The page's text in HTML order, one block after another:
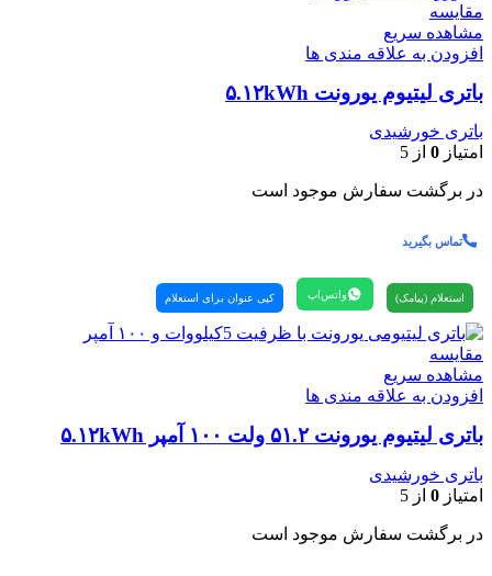
مقایسه
مشاهده سریع
افزودن به علاقه مندی ها
باتری لیتیوم یورونت ۵.۱۲kWh
باتری خورشیدی
امتیاز 0 از 5
در برگشت سفارش موجود است
تماس بگیرید
استعلام (پیامک) واتس‌اپ کپی عنوان برای استعلام
مقایسه
مشاهده سریع
افزودن به علاقه مندی ها
باتری لیتیوم یورونت ۵۱.۲ ولت ۱۰۰ آمپر ۵.۱۲kWh
باتری خورشیدی
امتیاز 0 از 5
در برگشت سفارش موجود است